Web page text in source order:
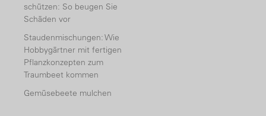
schützen: So beugen Sie
Schäden vor
Staudenmischungen: Wie
Hobbygärtner mit fertigen
Pflanzkonzepten zum
Traumbeet kommen
Gemüsebeete mulchen